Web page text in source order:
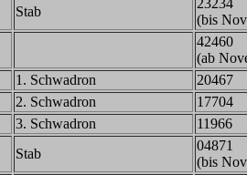
Stab
23234
(bis
42460
(ab
1. Schwadron
20467
2. Schwadron
17704
3. Schwadron
11966
Stab
04871
(bis